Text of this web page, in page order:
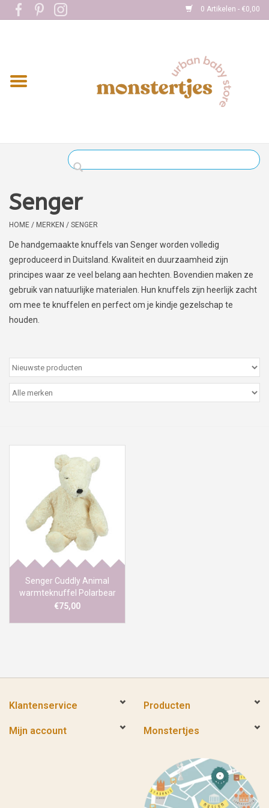
0 Artikelen - €0,00
Home
Kleding
Peter/metergeschenken &
Naar school
Sales
Senger
HOME / MERKEN / SENGER
De handgemaakte knuffels van Senger worden volledig
geproduceerd in Duitsland. Kwaliteit en duurzaamheid zijn
principes waar ze veel belang aan hechten. Bovendien maken ze
gebruik van natuurlijke materialen. Hun knuffels zijn heerlijk zacht
om mee te knuffelen en perfect om je kindje gezelschap te
houden.
Senger Cuddly Animal
warmteknuffel Polarbear
large
€75,00
Klantenservice Producten
Mijn account Monstertjes